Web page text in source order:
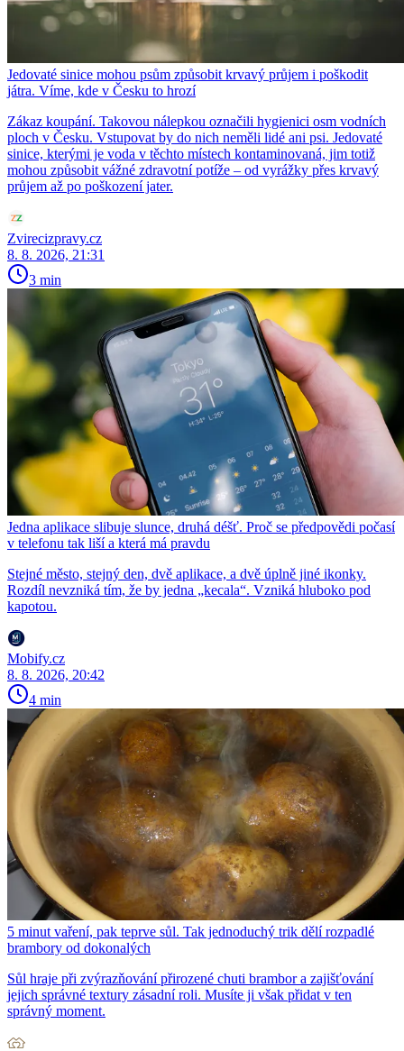
Jedovaté sinice mohou psům způsobit krvavý průjem i poškodit
játra. Víme, kde v Česku to hrozí
Zákaz koupání. Takovou nálepkou označili hygienici osm vodních
ploch v Česku. Vstupovat by do nich neměli lidé ani psi. Jedovaté
sinice, kterými je voda v těchto místech kontaminovaná, jim totiž
mohou způsobit vážné zdravotní potíže – od vyrážky přes krvavý
průjem až po poškození jater.
Zvirecizpravy.cz
8. 8. 2026, 21:31
3 min
Jedna aplikace slibuje slunce, druhá déšť. Proč se předpovědi počasí
v telefonu tak liší a která má pravdu
Stejné město, stejný den, dvě aplikace, a dvě úplně jiné ikonky.
Rozdíl nevzniká tím, že by jedna „kecala“. Vzniká hluboko pod
kapotou.
Mobify.cz
8. 8. 2026, 20:42
4 min
5 minut vaření, pak teprve sůl. Tak jednoduchý trik dělí rozpadlé
brambory od dokonalých
Sůl hraje při zvýrazňování přirozené chuti brambor a zajišťování
jejich správné textury zásadní roli. Musíte ji však přidat v ten
správný moment.